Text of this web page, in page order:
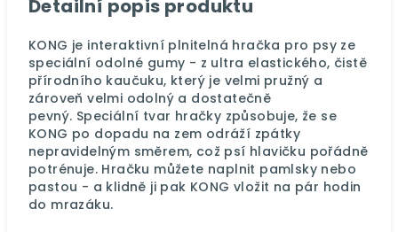
Detailní popis produktu
KONG je interaktivní plnitelná hračka pro psy ze
speciální odolné gumy - z ultra elastického, čistě
přírodního kaučuku, který je velmi pružný a
zároveň velmi odolný a dostatečně
pevný. Speciální tvar hračky způsobuje, že se
KONG po dopadu na zem odráží zpátky
nepravidelným směrem, což psí hlavičku pořádně
potrénuje. Hračku můžete naplnit pamlsky nebo
pastou - a klidně ji pak KONG vložit na pár hodin
do mrazáku.